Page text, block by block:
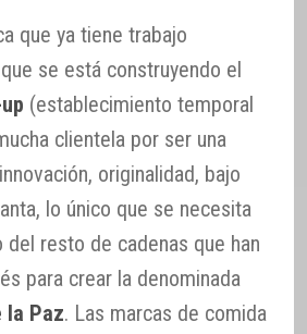
que ya tiene trabajo
se está construyendo el
(establecimiento temporal
clientela por ser una
originalidad, bajo
lo único que se necesita
resto de cadenas que han
para crear la denominada
la Paz. Las marcas de comida